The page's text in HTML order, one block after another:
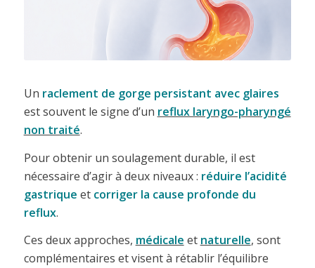
Un raclement de gorge persistant avec glaires
est souvent le signe d’un reflux laryngo-pharyngé
non traité.
Pour obtenir un soulagement durable, il est
nécessaire d’agir à deux niveaux : réduire l’acidité
gastrique et corriger la cause profonde du
reflux.
Ces deux approches, médicale et naturelle, sont
complémentaires et visent à rétablir l’équilibre